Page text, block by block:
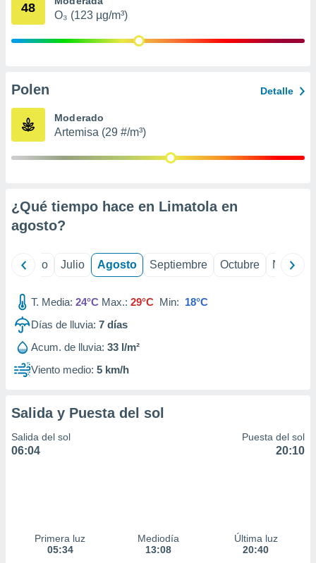
publicidad
de
1199
48
O₃ (123 µg/m³)
Polen Detalle
Moderado
Artemisa (29 #/m³)
¿Qué tiempo hace en Limatola en
agosto?
Junio Julio Agosto Septiembre Octubre
T. Media: 24°C Max.: 29°C Min: 18°C
Días de lluvia: 7 días
Acum. de lluvia: 33 l/m²
Viento medio: 5 km/h
Salida y Puesta del sol
Salida del sol
06:04
Puesta del sol
20:10
Primera luz
05:34
Mediodía
13:08
Última luz
20:40